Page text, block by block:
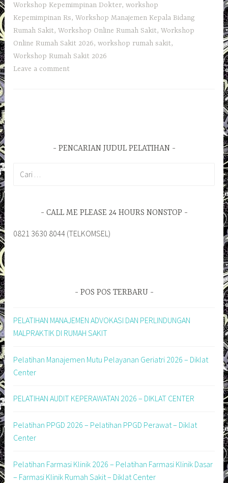
Workshop Kepemimpinan Dokter,workshop
Kepemimpinan Rs,Workshop Manajemen Kepala Bidang
Rumah Sakit,Workshop Online Rumah Sakit,Workshop
Online Rumah Sakit 2026,workshop rumah sakit,
Workshop Rumah Sakit 2026
Leave a comment
PENCARIAN JUDUL PELATIHAN
CALL ME PLEASE 24 HOURS NONSTOP
0821 3630 8044 (TELKOMSEL)
POS POS TERBARU
PELATIHAN MANAJEMEN ADVOKASI DAN PERLINDUNGAN
MALPRAKTIK DI RUMAH SAKIT
Pelatihan Manajemen Mutu Pelayanan Geriatri 2026 – Diklat
Center
PELATIHAN AUDIT KEPERAWATAN 2026 – DIKLAT CENTER
Pelatihan PPGD 2026 – Pelatihan PPGD Perawat – Diklat
Center
Pelatihan Farmasi Klinik 2026 – Pelatihan Farmasi Klinik Dasar
– Farmasi Klinik Rumah Sakit – Diklat Center